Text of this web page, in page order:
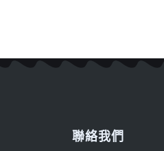
聯絡我們